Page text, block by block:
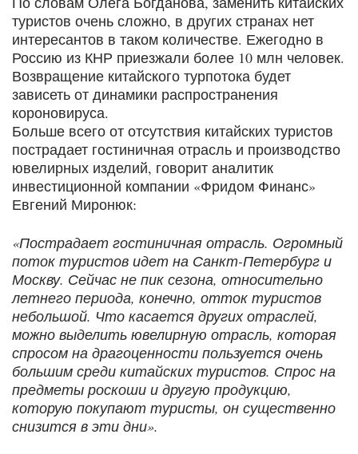
туристов очень сложно, в других странах нет
интересантов в таком количестве. Ежегодно в
Россию из КНР приезжали более 10 млн человек.
Возвращение китайского турпотока будет
зависеть от динамики распространения
короновируса.
Больше всего от отсутствия китайских туристов
пострадает гостиничная отрасль и производство
ювелирных изделий, говорит аналитик
инвестиционной компании «Фридом Финанс»
Евгений Миронюк:
«Пострадает гостиничная отрасль. Огромный
поток туристов идет на Санкт-Петербург и
Москву. Сейчас не пик сезона, относительно
летнего периода, конечно, отток туристов
небольшой. Что касается других отраслей,
можно выделить ювелирную отрасль, которая
спросом на драгоценности пользуется очень
большим среди китайских туристов. Спрос на
предметы роскоши и другую продукцию,
которую покупают туристы, он существенно
снизится в эти дни».